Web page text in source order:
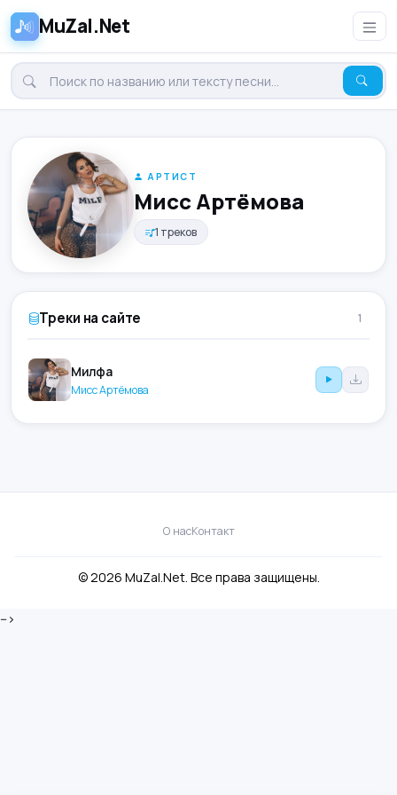
MuZal.Net
АРТИСТ
Мисс Артёмова
1 треков
Треки на сайте 1
Милфа
Мисс Артёмова
О насКонтакт
© 2026 MuZal.Net. Все права защищены.
-->